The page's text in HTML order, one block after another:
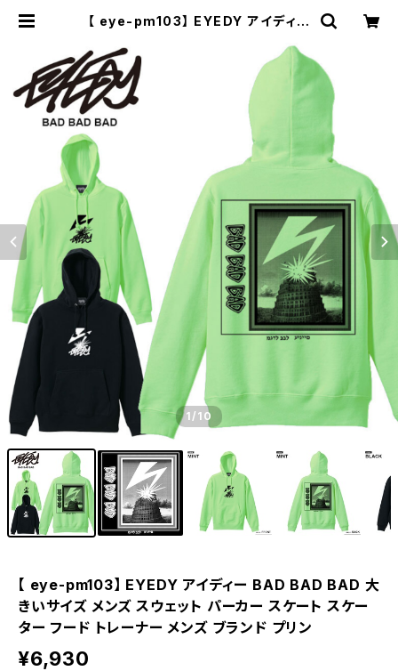
【 eye-pm103】 EYEDY アイディー
ズ スウェット パーカー スケート スケ
ーター フード トレーナー メンズ ブラ
ンド プリン | セレクトショップ【P.C.
1 /10
【 eye-pm103】 EYEDY アイディー BAD BAD BAD 大
きいサイズ メンズ スウェット パーカー スケート スケー
ター フード トレーナー メンズ ブランド プリン
¥6,930